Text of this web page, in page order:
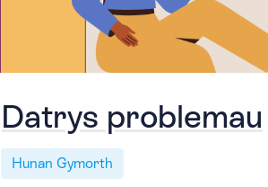
Datrys problemau
Hunan Gymorth